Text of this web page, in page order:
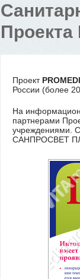
Проекта
Проект
России (более
На
партнерами
учреждениями.
САНПРОСВЕТ